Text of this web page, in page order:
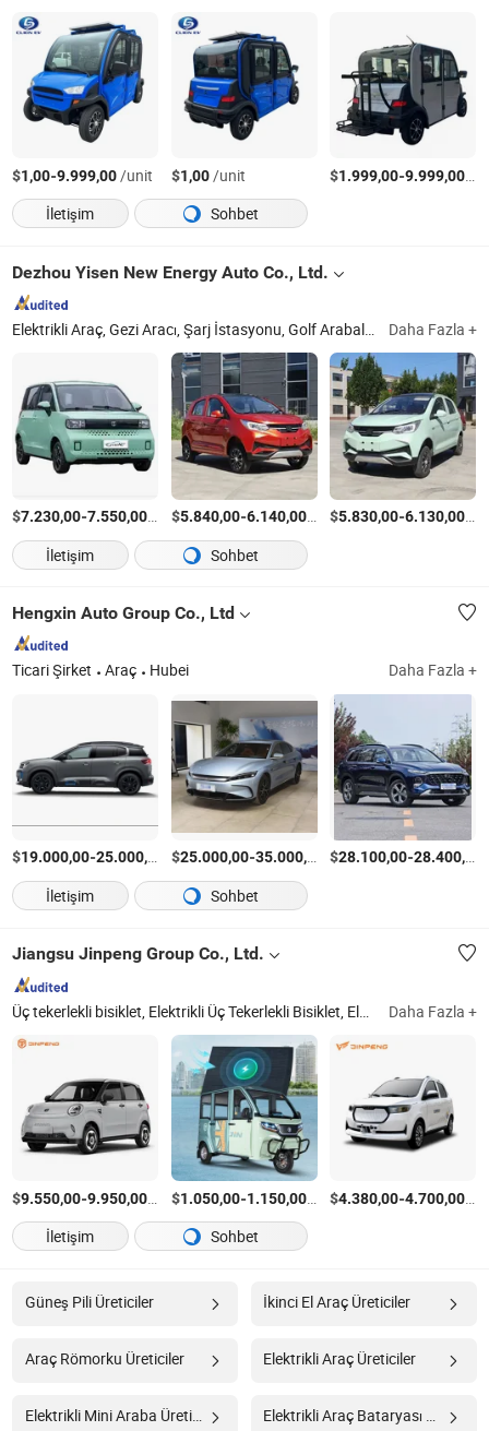
$1,00-9.999,00/unit $1,00/unit $1.999,00-9.999,00/
İletişim
Sohbet
Dezhou Yisen New Energy Auto Co., Ltd.
Elektrikli Araç, Gezi Aracı, Şarj İstasyonu, Golf Arabaları, Vintage Araç, Düşük Hızlı Araç, Paylaşımlı Bisiklet, Yüksek Hızlı Elektrikli Araç, Araç Yıkama Makinesi, Süpürücü Fırça Daha Fazla +
$7.230,00-7.550,00/Parça
$5.840,00-6.140,00/Parça
$5.830,00-6.130,00/
İletişim
Sohbet
Hengxin Auto Group Co., Ltd
Ticari Şirket Araç Hubei Daha Fazla +
$19.000,00-25.000,00 /Parça
$25.000,00-35.000,00 /Parça
$28.100,00-28.400,00
İletişim
Sohbet
Jiangsu Jinpeng Group Co., Ltd.
Üç tekerlekli bisiklet, Elektrikli Üç Tekerlekli Bisiklet, Elektrikli Araç, Elektrikli Araba, Elektrikli Bisiklet, Benzinli Üç Tekerlekli Bisiklet, Elektrikli Scooter, Elektrikli Eğlence Üç Tekerlekli, Elektrikli Yolcu Üç Tekerlekli Bisiklet, Mini Elektrikli Araba Daha Fazla +
$9.550,00-9.950,00/Parça
$1.050,00-1.150,00/Parça
$4.380,00-4.700,00/
İletişim
Sohbet
Güneş Pili Üreticiler İkinci El Araç Üreticiler
Araç Römorku Üreticiler Elektrikli Araç Üreticiler
Elektrikli Mini Araba Üreticiler